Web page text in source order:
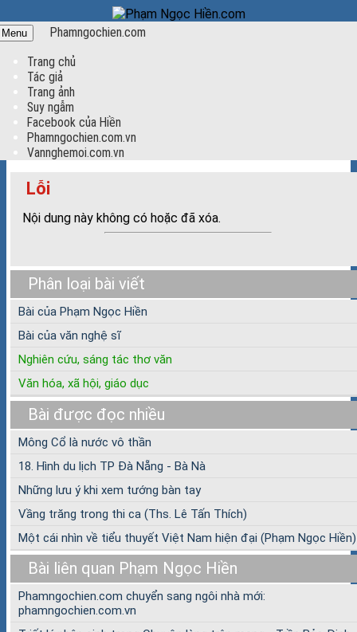
Menu
Phamngochien.com
Trang chủ
Tác giả
Trang ảnh
Suy ngẫm
Facebook của Hiền
Phamngochien.com.vn
Vannghemoi.com.vn
Lỗi
Nội dung này không có hoặc đã xóa.
Phân loại bài viết
Bài của Phạm Ngọc Hiền
Bài của văn nghệ sĩ
Nghiên cứu, sáng tác thơ văn
Văn hóa, xã hội, giáo dục
Bài được đọc nhiều
Mông Cổ là nước vô thần
18. Hình du lịch TP Đà Nẵng - Bà Nà
Những lưu ý khi xem tướng bàn tay
Vầng trăng trong thi ca (Ths. Lê Tấn Thích)
Một cái nhìn về tiểu thuyết Việt Nam hiện đại (Phạm Ngọc Hiền)
Bài liên quan Phạm Ngọc Hiền
Phamngochien.com chuyển sang ngôi nhà mới:
phamngochien.com.vn